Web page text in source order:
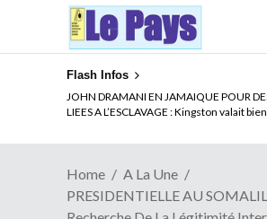
Flash Infos
JOHN DRAMANI EN JAMAIQUE POUR
LIEES A L’ESCLAVAGE : Kingston valait
Home
A La Une
PRESIDENTIELLE AU